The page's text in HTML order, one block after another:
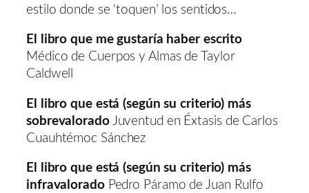
estilo donde se ‘toquen’ los sentidos…
El libro que me gustaría haber escrito
Médico de Cuerpos y Almas de Taylor
Caldwell
El libro que está (según su criterio) más
sobrevaloradoJuventud en Éxtasis de Carlos
Cuauhtémoc Sánchez
El libro que está (según su criterio) más
infravaloradoPedro Páramo de Juan Rulfo